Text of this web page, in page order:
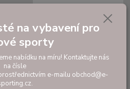
Hledat
0,00 Kč
na vybavení pro
sporty
nabídku na míru! Kontaktujte nás
na čísle
e-mailu obchod@e-